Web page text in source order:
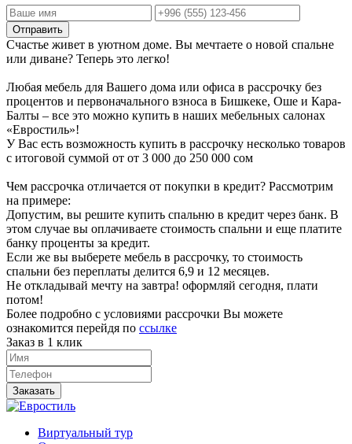
Отправить
Счастье живет в уютном доме. Вы мечтаете о новой спальне
или диване? Теперь это легко!
Любая мебель для Вашего дома или офиса в рассрочку без
процентов и первоначального взноса в Бишкеке, Оше и Кара-
Балты – все это можно купить в наших мебельных салонах
«Евростиль»!
У Вас есть возможность купить в рассрочку несколько товаров
с итоговой суммой от от 3 000 до 250 000 сом
Чем рассрочка отличается от покупки в кредит? Рассмотрим
на примере:
Допустим, вы решите купить спальню в кредит через банк. В
этом случае вы оплачиваете стоимость спальни и еще платите
банку проценты за кредит.
Если же вы выберете мебель в рассрочку, то стоимость
спальни без переплаты делится 6,9 и 12 месяцев.
Не откладывай мечту на завтра! оформляй сегодня, плати
потом!
Более подробно с условиями рассрочки Вы можете
ознакомится перейдя по ссылке
Заказ в 1 клик
Заказать
Виртуальный тур